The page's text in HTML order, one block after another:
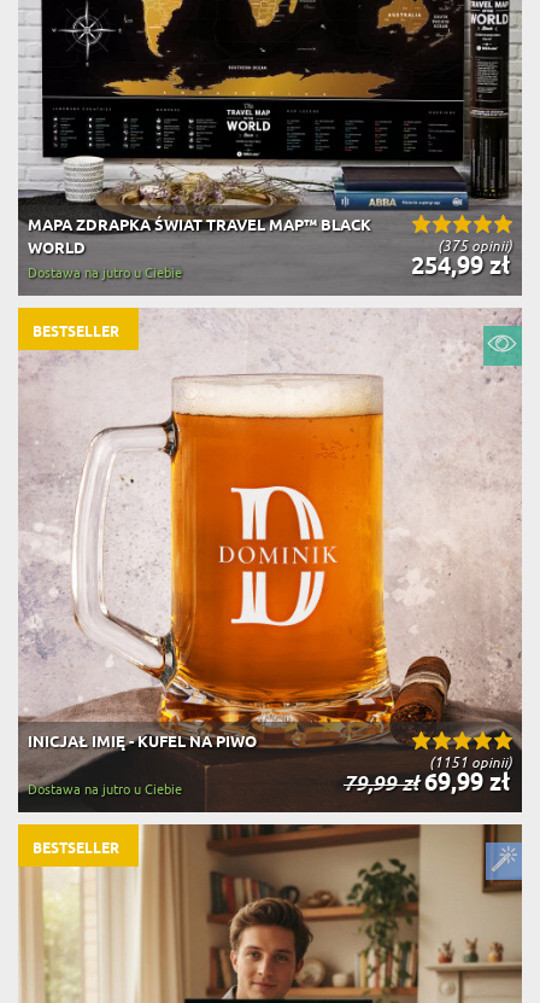
(375 opinii)
MAPA ZDRAPKA ŚWIAT TRAVEL MAP™ BLACK
WORLD
254,99 zł
Dostawa na jutro u Ciebie
(1151 opinii)
INICJAŁ IMIĘ - KUFEL NA PIWO
79,99 zł69,99 zł
Dostawa na jutro u Ciebie
BESTSELLER
BESTSELLER